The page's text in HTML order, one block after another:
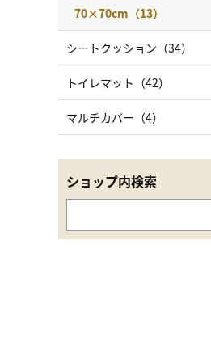
70×70cm（13）
シートクッション（34）
トイレマット（42）
マルチカバー（4）
ショップ内検索